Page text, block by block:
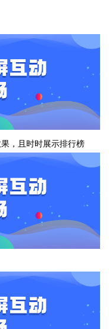
，且时时展示排行榜